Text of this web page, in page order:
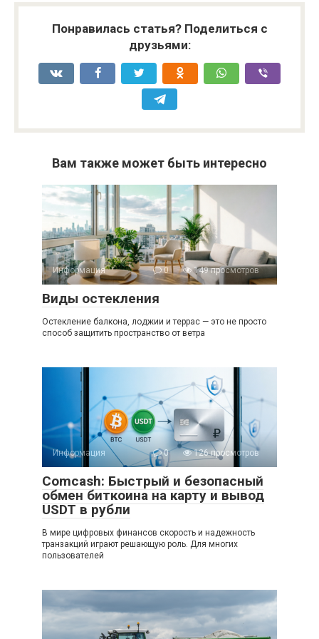
Понравилась статья? Поделиться с
друзьями:
Вам также может быть интересно
Информация 0 149 просмотров
Виды остекления
Остекление балкона, лоджии и террас — это не просто
способ защитить пространство от ветра
Информация 0 126 просмотров
Comcash: Быстрый и безопасный
обмен биткоина на карту и вывод
USDT в рубли
В мире цифровых финансов скорость и надежность
транзакций играют решающую роль. Для многих
пользователей